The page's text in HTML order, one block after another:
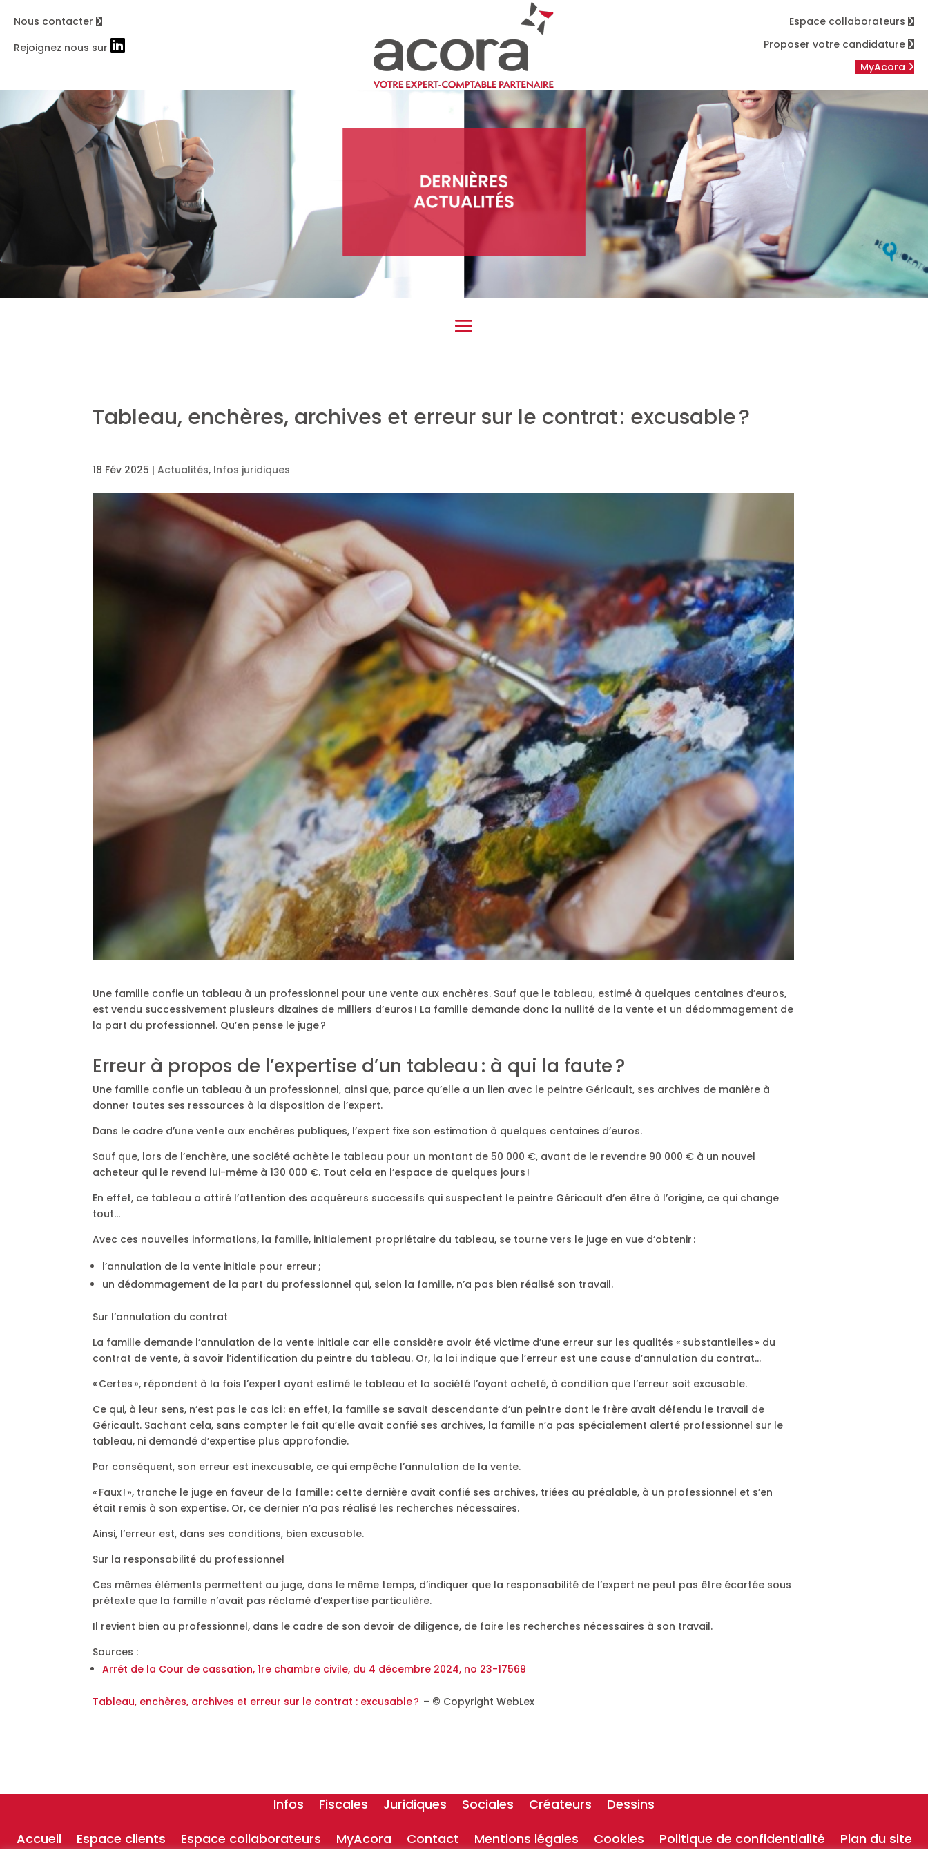
Nous contacter
Rejoignez nous sur
Espace collaborateurs
Proposer votre candidature
MyAcora
Tableau, enchères, archives et erreur sur le contrat : excusable ?
18 Fév 2025 |Actualités, Infos juridiques
Une famille confie un tableau à un professionnel pour une vente aux enchères. Sauf que le tableau, estimé à quelques centaines d’euros,
est vendu successivement plusieurs dizaines de milliers d’euros ! La famille demande donc la nullité de la vente et un dédommagement de
la part du professionnel. Qu’en pense le juge ?
Erreur à propos de l’expertise d’un tableau : à qui la faute ?
Une famille confie un tableau à un professionnel, ainsi que, parce qu’elle a un lien avec le peintre Géricault, ses archives de manière à
donner toutes ses ressources à la disposition de l’expert.
Dans le cadre d’une vente aux enchères publiques, l’expert fixe son estimation à quelques centaines d’euros.
Sauf que, lors de l’enchère, une société achète le tableau pour un montant de 50 000 €, avant de le revendre 90 000 € à un nouvel
acheteur qui le revend lui-même à 130 000 €. Tout cela en l’espace de quelques jours !
En effet, ce tableau a attiré l’attention des acquéreurs successifs qui suspectent le peintre Géricault d’en être à l’origine, ce qui change
tout…
Avec ces nouvelles informations, la famille, initialement propriétaire du tableau, se tourne vers le juge en vue d’obtenir :
l’annulation de la vente initiale pour erreur ;
un dédommagement de la part du professionnel qui, selon la famille, n’a pas bien réalisé son travail.
Sur l’annulation du contrat
La famille demande l’annulation de la vente initiale car elle considère avoir été victime d’une erreur sur les qualités « substantielles » du
contrat de vente, à savoir l’identification du peintre du tableau. Or, la loi indique que l’erreur est une cause d’annulation du contrat…
« Certes », répondent à la fois l’expert ayant estimé le tableau et la société l’ayant acheté, à condition que l’erreur soit excusable.
Ce qui, à leur sens, n’est pas le cas ici : en effet, la famille se savait descendante d’un peintre dont le frère avait défendu le travail de
Géricault. Sachant cela, sans compter le fait qu’elle avait confié ses archives, la famille n’a pas spécialement alerté professionnel sur le
tableau, ni demandé d’expertise plus approfondie.
Par conséquent, son erreur est inexcusable, ce qui empêche l’annulation de la vente.
« Faux ! », tranche le juge en faveur de la famille : cette dernière avait confié ses archives, triées au préalable, à un professionnel et s’en
était remis à son expertise. Or, ce dernier n’a pas réalisé les recherches nécessaires.
Ainsi, l’erreur est, dans ses conditions, bien excusable.
Sur la responsabilité du professionnel
Ces mêmes éléments permettent au juge, dans le même temps, d’indiquer que la responsabilité de l’expert ne peut pas être écartée sous
prétexte que la famille n’avait pas réclamé d’expertise particulière.
Il revient bien au professionnel, dans le cadre de son devoir de diligence, de faire les recherches nécessaires à son travail.
Sources :
Arrêt de la Cour de cassation, 1re chambre civile, du 4 décembre 2024, no 23-17569
Tableau, enchères, archives et erreur sur le contrat : excusable ? – © Copyright WebLex
Infos Fiscales Juridiques Sociales Créateurs
Dessins
Accueil
Espace clients Espace collaborateurs MyAcora Contact Mentions légales Cookies Politique de confidentialité Plan du site